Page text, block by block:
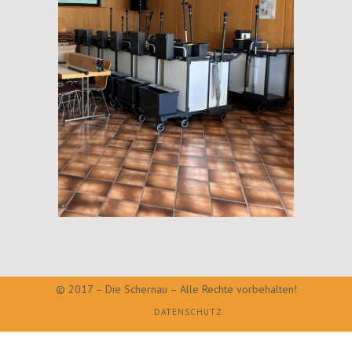
© 2017 – Die Schernau – Alle Rechte vorbehalten!
DATENSCHUTZ